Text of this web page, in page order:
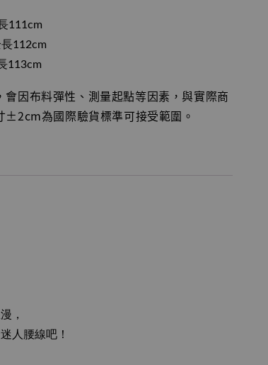
111cm
112cm
113cm
因布料彈性、測量起點等因素，與實際商
±2cm為國際驗貨標準可接受範圍。
，
人腰線吧！